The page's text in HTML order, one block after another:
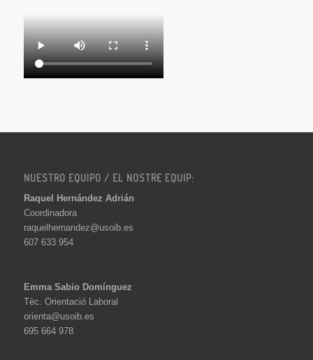
NUESTRO EQUIPO / EL NOSTRE EQUIP:
Raquel Hernández Adrián
Coordinadora
raquelhernandez@usoib.es
607 633 954
Emma Sabio Domínguez
Tèc. Orientació Laboral
orienta@usoib.es
695 664 978